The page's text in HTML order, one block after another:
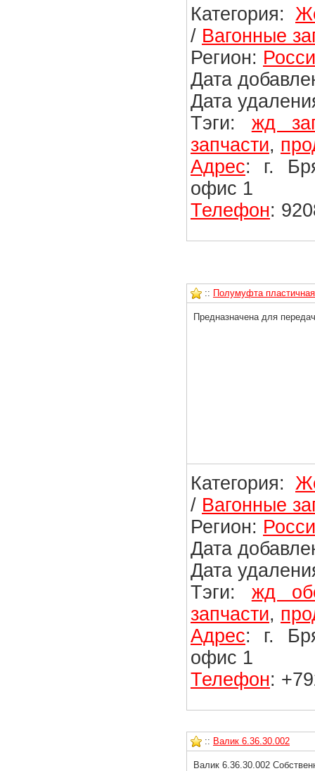
Категория:
/ Вагонные
Регион:
Дата
Дата
Тэги: жд
запчасти,
Адрес: г.
офис 1
Телефон:
:: Полумуфта
Предназначена для
Категория:
/ Вагонные
Регион:
Дата
Дата
Тэги: жд
запчасти,
Адрес: г.
офис 1
Телефон:
:: Валик 6.36.30.002
Валик 6.36.30.002